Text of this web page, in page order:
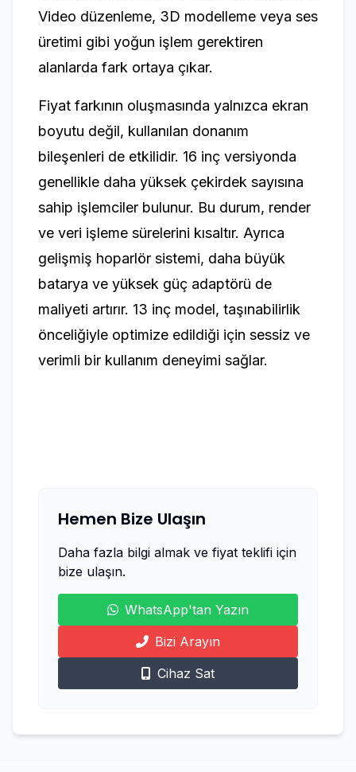
Video düzenleme, 3D modelleme veya ses
üretimi gibi yoğun işlem gerektiren
alanlarda fark ortaya çıkar.
Fiyat farkının oluşmasında yalnızca ekran
boyutu değil, kullanılan donanım
bileşenleri de etkilidir. 16 inç versiyonda
genellikle daha yüksek çekirdek sayısına
sahip işlemciler bulunur. Bu durum, render
ve veri işleme sürelerini kısaltır. Ayrıca
gelişmiş hoparlör sistemi, daha büyük
batarya ve yüksek güç adaptörü de
maliyeti artırır. 13 inç model, taşınabilirlik
önceliğiyle optimize edildiği için sessiz ve
verimli bir kullanım deneyimi sağlar.
Hemen Bize Ulaşın
Daha fazla bilgi almak ve fiyat teklifi için
bize ulaşın.
WhatsApp'tan Yazın
Bizi Arayın
Cihaz Sat